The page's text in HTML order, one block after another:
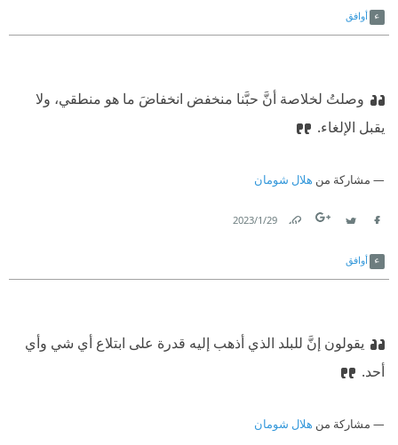
أوافق
وصلتُ لخلاصة أنَّ حبَّنا منخفض انخفاضَ ما هو منطقي، ولا
يقبل الإلغاء.
مشاركة من هلال شومان
29‏/1‏/2023
أوافق
يقولون إنَّ للبلد الذي أذهب إليه قدرة على ابتلاع أي شي وأي
أحد.
مشاركة من هلال شومان